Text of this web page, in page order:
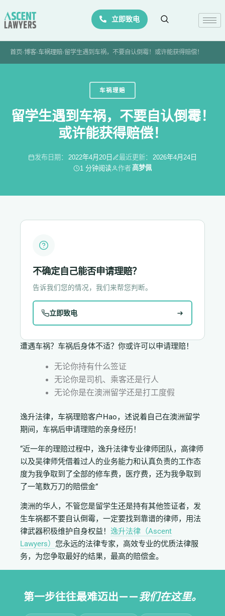
to
立即致电
首页›博客›车祸理赔›留学生遇到车祸，不要自认倒霉！或许能获得赔偿！
车祸理赔
留学生遇到车祸，不要自认倒霉！
或许能获得赔偿！
发布日期： 2022年4月20日 最近更新：
2026年4月24日
1 分钟阅读
作者 高梦佩
遭遇车祸？车祸后身体不适？你或许可以申请理赔！
无论你持有什么签证
无论你是司机、乘客还是行人
无论你是在澳洲留学还是打工度假
逸升法律，车祸理赔客户Hao，述说着自己在澳洲留学
期间，车祸后申请理赔的亲身经历！
“近一年的理赔过程中，逸升法律专业律师团队，高律师
以及吴律师凭借着过人的业务能力和认真负责的工作态
度为我争取到了全部的修车费，医疗费，还为我争取到
了一笔数万刀的赔偿金”
澳洲的华人，不管您是留学生还是持有其他签证者，发
生车祸都不要自认倒霉，一定要找到靠谱的律师，用法
律武器积极维护自身权益！ 逸升法律（Ascent
Lawyers） 您永远的法律专家，高效专业的优质法律服
务，为您争取最好的结果，最高的赔偿金。
不确定自己能否申请理赔？
告诉我们您的情况，我们来帮您判断。
立即致电
第一步往往最难迈出——我们在这里。